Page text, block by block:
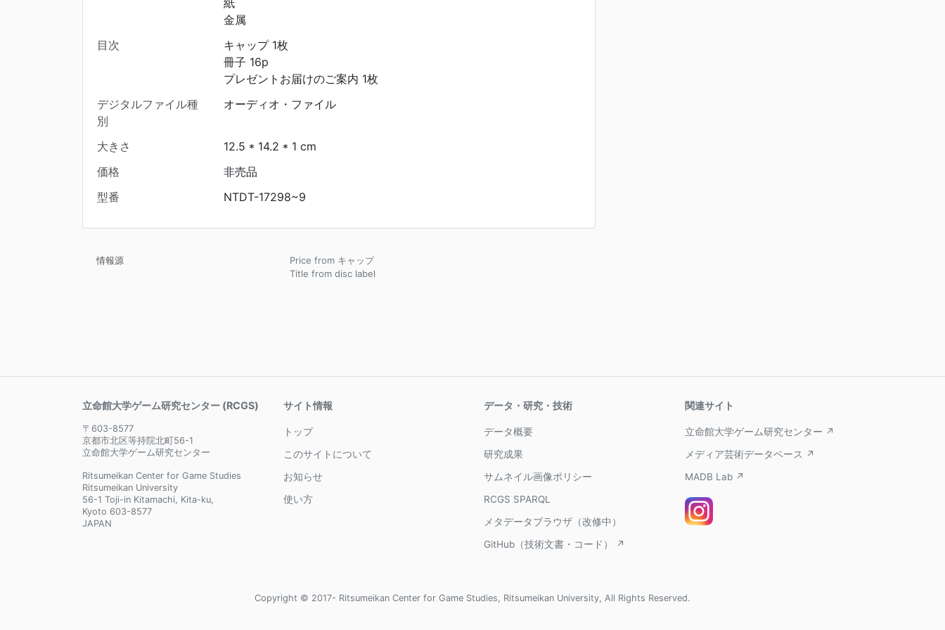
紙
金属
目次
キャップ 1枚
冊子 16p
プレゼントお届けのご案内 1枚
デジタルファイル種
別
オーディオ・ファイル
大きさ
12.5 * 14.2 * 1 cm
価格
非売品
型番
NTDT-17298~9
情報源
Price from キャップ
Title from disc label
立命館大学ゲーム研究センター (RCGS)
〒603-8577
京都市北区等持院北町56-1
立命館大学ゲーム研究センター
Ritsumeikan Center for Game Studies
Ritsumeikan University
56-1 Toji-in Kitamachi, Kita-ku,
Kyoto 603-8577
JAPAN
サイト情報
トップ
このサイトについて
お知らせ
使い方
データ・研究・技術
データ概要
研究成果
サムネイル画像ポリシー
RCGS SPARQL
メタデータブラウザ（改修中）
GitHub（技術文書・コード） ↗
関連サイト
立命館大学ゲーム研究センター ↗
メディア芸術データベース ↗
MADB Lab ↗
Copyright © 2017- Ritsumeikan Center for Game Studies, Ritsumeikan University, All Rights Reserved.